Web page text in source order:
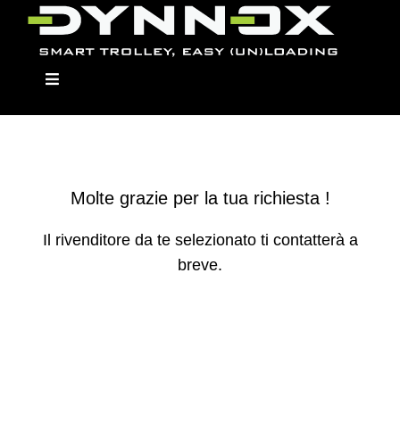
Skip
Toggle
I Modelli
Molte grazie per la tua richiesta !
Il rivenditore da te selezionato ti contatterà a
breve.